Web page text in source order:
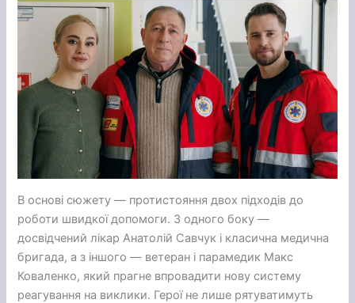
В основі сюжету — протистояння двох підходів до
роботи швидкої допомоги. З одного боку —
досвідчений лікар Анатолій Савчук і класична медична
бригада, а з іншого — ветеран і парамедик Макс
Коваленко, який прагне впровадити нову систему
реагування на виклики. Герої не лише рятуватимуть